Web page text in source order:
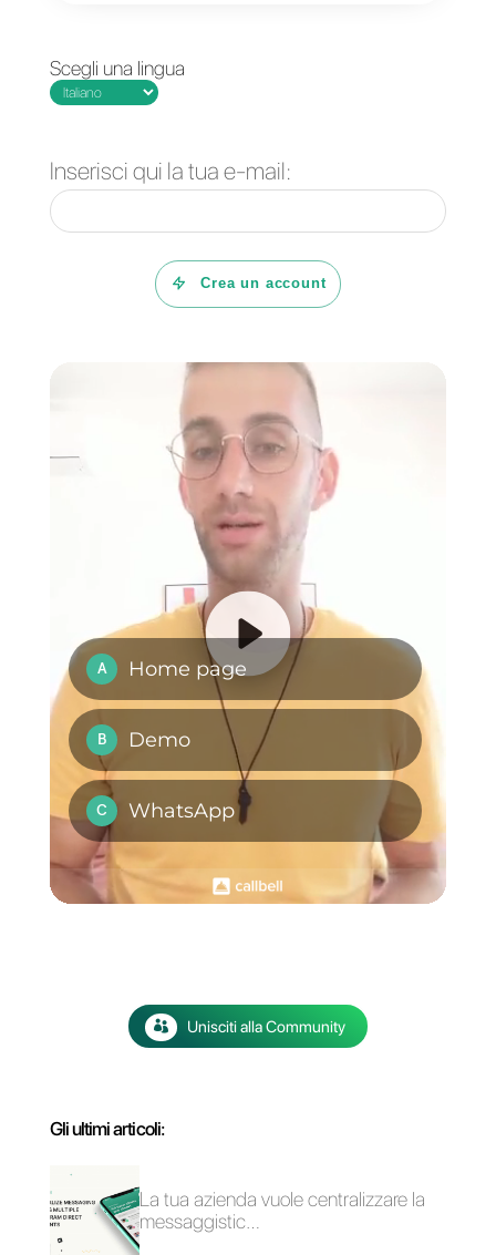
strumenti che aiutano a
migliorare il servizio, i flussi e il
differenza è che Callbell integra
Instagram,Facebooke
Telegram, oltre a WhatsApp,
CRM interno e canali di vendita
per seguire tutta la tua clientela.
Con Callbell puoi creare
Chatbot con IA, sequenze e
automazioni estremamente
efficaci. L’app, inoltre, è
estremamente facile e intuitiva.
Se desideri provarla
gratuitamente per 7 giorni, fai
clic qui.
WhatsApp Business
Come gestire elevati